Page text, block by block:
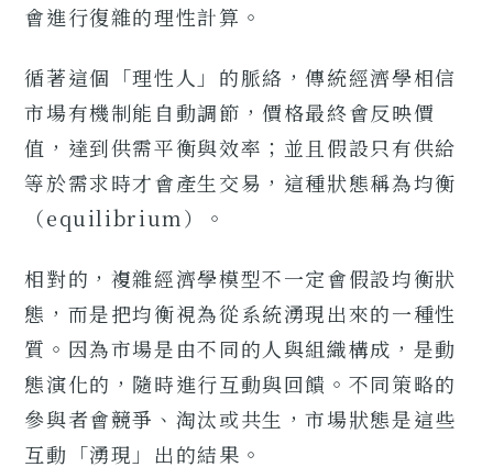
會進行復雜的理性計算。
循著這個「理性人」的脈絡，傳統經濟學相信
市場有機制能自動調節，價格最終會反映價
值，達到供需平衡與效率；並且假設只有供給
等於需求時才會產生交易，這種狀態稱為均衡
（equilibrium）。
相對的，複雜經濟學模型不一定會假設均衡狀
態，而是把均衡視為從系統湧現出來的一種性
質。因為市場是由不同的人與組織構成，是動
態演化的，隨時進行互動與回饋。不同策略的
參與者會競爭、淘汰或共生，市場狀態是這些
互動「湧現」出的結果。